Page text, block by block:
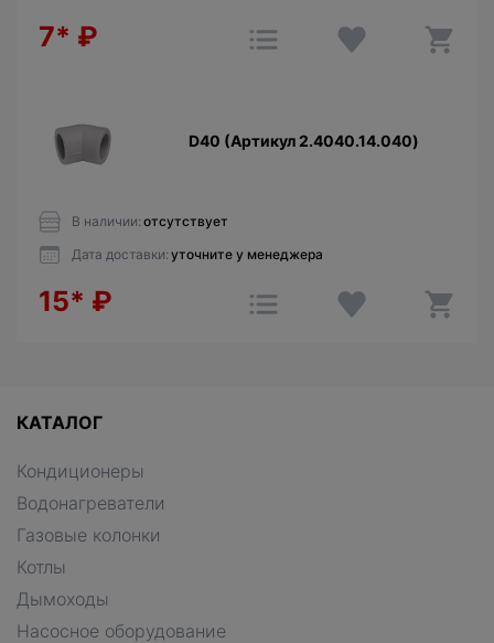
7* ₽
D40 (Артикул 2.4040.14.040)
В наличии: отсутствует
Дата доставки: уточните у менеджера
15* ₽
КАТАЛОГ
Кондиционеры
Водонагреватели
Газовые колонки
Котлы
Дымоходы
Насосное оборудование